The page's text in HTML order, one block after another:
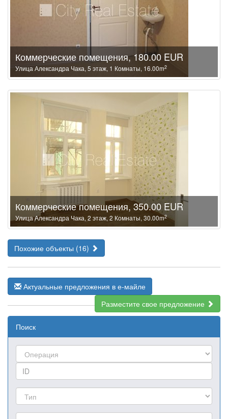
Коммерческие помещения, 180.00 EUR
Улица Александра Чака, 5 этаж, 1 Комнаты, 16.00m2
Коммерческие помещения, 350.00 EUR
Улица Александра Чака, 2 этаж, 2 Комнаты, 30.00m2
Похожие объекты (16)
Актуальные предложения в е-майле
Разместите свое предложение
Поиск